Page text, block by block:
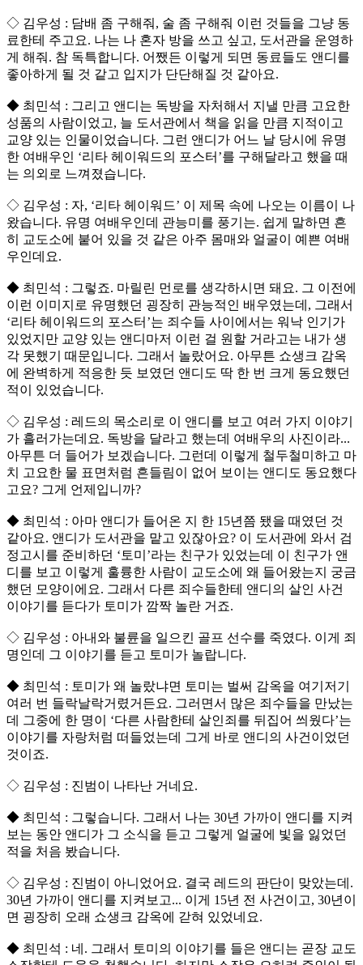
◇ 김우성 : 담배 좀 구해줘, 술 좀 구해줘 이런 것들을 그냥 동
료한테 주고요. 나는 나 혼자 방을 쓰고 싶고, 도서관을 운영하
게 해줘. 참 독특합니다. 어쨌든 이렇게 되면 동료들도 앤디를
좋아하게 될 것 같고 입지가 단단해질 것 같아요.
◆ 최민석 : 그리고 앤디는 독방을 자처해서 지낼 만큼 고요한
성품의 사람이었고, 늘 도서관에서 책을 읽을 만큼 지적이고
교양 있는 인물이었습니다. 그런 앤디가 어느 날 당시에 유명
한 여배우인 ‘리타 헤이워드의 포스터’를 구해달라고 했을 때
는 의외로 느껴졌습니다.
◇ 김우성 : 자, ‘리타 헤이워드’ 이 제목 속에 나오는 이름이 나
왔습니다. 유명 여배우인데 관능미를 풍기는. 쉽게 말하면 흔
히 교도소에 붙어 있을 것 같은 아주 몸매와 얼굴이 예쁜 여배
우인데요.
◆ 최민석 : 그렇죠. 마릴린 먼로를 생각하시면 돼요. 그 이전에
이런 이미지로 유명했던 굉장히 관능적인 배우였는데, 그래서
‘리타 헤이워드의 포스터’는 죄수들 사이에서는 워낙 인기가
있었지만 교양 있는 앤디마저 이런 걸 원할 거라고는 내가 생
각 못했기 때문입니다. 그래서 놀랐어요. 아무튼 쇼생크 감옥
에 완벽하게 적응한 듯 보였던 앤디도 딱 한 번 크게 동요했던
적이 있었습니다.
◇ 김우성 : 레드의 목소리로 이 앤디를 보고 여러 가지 이야기
가 흘러가는데요. 독방을 달라고 했는데 여배우의 사진이라...
아무튼 더 들어가 보겠습니다. 그런데 이렇게 철두철미하고 마
치 고요한 물 표면처럼 흔들림이 없어 보이는 앤디도 동요했다
고요? 그게 언제입니까?
◆ 최민석 : 아마 앤디가 들어온 지 한 15년쯤 됐을 때였던 것
같아요. 앤디가 도서관을 맡고 있잖아요? 이 도서관에 와서 검
정고시를 준비하던 ‘토미’라는 친구가 있었는데 이 친구가 앤
디를 보고 이렇게 훌륭한 사람이 교도소에 왜 들어왔는지 궁금
했던 모양이에요. 그래서 다른 죄수들한테 앤디의 살인 사건
이야기를 듣다가 토미가 깜짝 놀란 거죠.
◇ 김우성 : 아내와 불륜을 일으킨 골프 선수를 죽였다. 이게 죄
명인데 그 이야기를 듣고 토미가 놀랍니다.
◆ 최민석 : 토미가 왜 놀랐냐면 토미는 벌써 감옥을 여기저기
여러 번 들락날락거렸거든요. 그러면서 많은 죄수들을 만났는
데 그중에 한 명이 ‘다른 사람한테 살인죄를 뒤집어 씌웠다’는
이야기를 자랑처럼 떠들었는데 그게 바로 앤디의 사건이었던
것이죠.
◇ 김우성 : 진범이 나타난 거네요.
◆ 최민석 : 그렇습니다. 그래서 나는 30년 가까이 앤디를 지켜
보는 동안 앤디가 그 소식을 듣고 그렇게 얼굴에 빛을 잃었던
적을 처음 봤습니다.
◇ 김우성 : 진범이 아니었어요. 결국 레드의 판단이 맞았는데.
30년 가까이 앤디를 지켜보고... 이게 15년 전 사건이고, 30년이
면 굉장히 오래 쇼생크 감옥에 갇혀 있었네요.
◆ 최민석 : 네. 그래서 토미의 이야기를 들은 앤디는 곧장 교도